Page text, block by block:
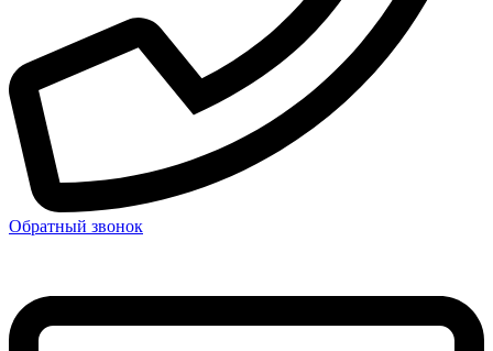
Обратный звонок